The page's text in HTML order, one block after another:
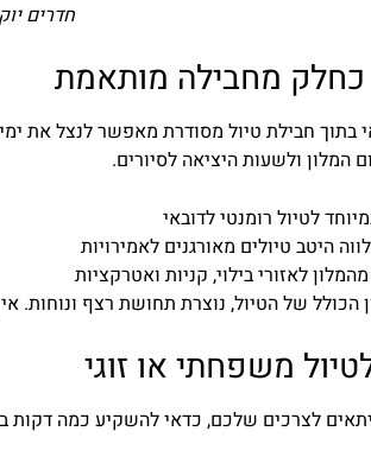
חדרים
כחלק מחבילה מותאמת
בתוך חבילת טיול מסודרת מאפשר לנצל את
המלון ולשעות היציאה לסיורים.
לטיול רומנטי לדובאי
היטב טיולים מאורגנים לאמירויות
לאזורי בילוי, קניות ואטרקציות
של הטיול, נוצרת תחושת רצף ונוחות.
משפחתי או זוגי
לצרכים שלכם, כדאי להשקיע כמה